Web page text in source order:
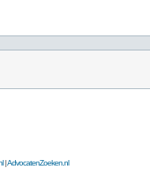
|AdvocatenZoeken.nl